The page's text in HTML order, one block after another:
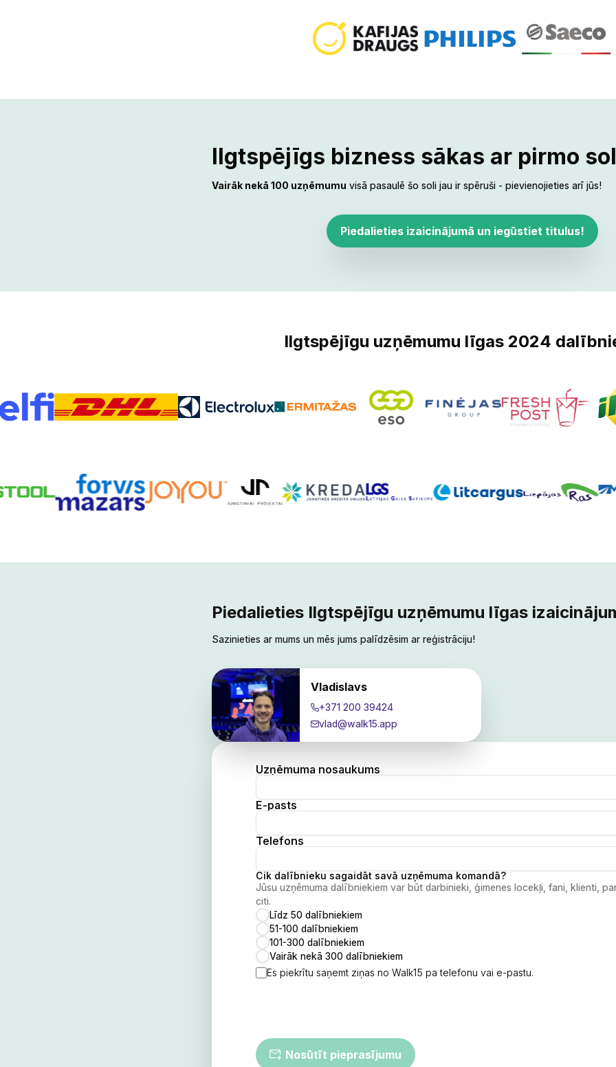
Ilgtspējīgs bizness sākas ar pirmo
Vairāk nekā 100 uzņēmumu visā pasaulē šo soli jau ir spēruši - pievienojieties arī jūs!‌‍‍‍‍‌‍‍‌‌‌‍‌‌‌‍‌‌‌‍‍‌‍‌‍‍‌‌‌‍‌‌‌‍‌‌‌‌‍‍‍‌‍‌‌‌‌‍‌‌‌‍‌‌‌‍‌‍‌‌‍‍‌‌‍‍‍‌‍‌‍‌‌‍‍‍‌‌‍‍‌‌‍‍‍‌‍‌‌‌‌‍‍‌‌‌‌‍‌‌‍‍‌‍‌‌‍‌‌‍‍‌‍‍‍‌‌‌‍‍‌‌‌‌‍‌‌‍‍‌‌‌‍‌‌‌‍‍‌‍‍‌‌‌‌‍‍‌‌‍‌‍‌‌‍‌‌‌‌‍‌‌‌‍‍‍‌‍‌‍‌‌‍‍‍‌‌‍‍‌‌‍‍‌‍‌‌‍‌‌‍‍‌‍‍‍‌‌‌‍‍‌‌‍‌‍‌‌‍‍‍‌‌‍‍‌‌‍‍‍‌‌‍‍‌‌‍‌‌‍‍‌‌‌‌‍‍‌‌‍‌‍‌‌‍‍‌‌‌‌‍‌‌‍‍‌‌‍‍‍‌‌‍‍‍‌‍‌‍‌‌‍‍‌‌‍‌‍‌‌‍‌‍‌‌‌‌‌‌‍‍‌‌‌‌‍‌‌‍‍‌‌‍‍‍‌‌‍‍‌‌‍‌‍‌‌‌‍‌‍‍‍‌‌‌‍‍‌‌‌‍‍‌‌‍‍‍‌‍‌‌‌‌‍‍‌‌‌‌‍‌‌‍‌‍‌‌‍‍‌‌‍‍‌‌‍‌‍‌‌‍‍‌‌‌‍‍‌‌‍‍‍‌‍‌‌‌‌‍‍‌‍‌‌‍‌‌‍‍‌‍‍‍‍‌‌‍‍‌‍‍‍‌‌‌‌‍‌‍‍‍‌‌‌‍‍‍‌‌‍‍‌‌‍‍‍‌‍‌‍‌‌‍‍‌‌‌‍‌‌‌‍‍‍‌‍‌‌‌‌‍‍‌‍‌‌‍‌‌‍‍‍‌‍‌‌‌‌‍‍‌‍‍‌‌‌‌‍‍‌‌‍‌‍‌‌‌‍‌‌‌‍‌‌‌‍‍‍‍‍‌‍‌‌‌‌‌‍‌‍‌‌
Piedalieties izaicinājumā un iegūstiet titulus!‌‍‍‍‍‌‍‍‌‌‌‍‌‌‌‍‌‌‌‍‍‌‍‌‍‍‌‌‌‍‌‌‌‍‌‌‌‌‍‍‍‌‍‌‌‌‌‍‌‌‌‍‌‌‌‍‌‍‌‌‍‍‌‌‍‍‍‌‍‌‍‌‌‍‍‍‌‌‍‍‌‌‍‍‍‌‍‌‌‌‌‍‍‌‌‌‌‍‌‌‍‍‌‍‌‌‍‌‌‍‍‌‍‍‍‌‌‌‍‍‌‌‌‌‍‌‌‍‍‌‌‌‍‌‌‌‍‍‌‍‍‌‌‌‌‍‍‌‌‍‌‍‌‌‍‌‌‌‌‍‌‌‌‍‍‍‌‍‌‍‌‌‍‍‍‌‌‍‍‌‌‍‍‌‍‌‌‍‌‌‍‍‌‍‍‍‌‌‌‍‍‌‌‍‌‍‌‌‍‍‍‌‌‍‍‌‌‍‍‍‌‌‍‍‌‌‍‌‌‍‍‌‌‌‌‍‍‌‌‍‌‍‌‌‍‍‌‌‌‌‍‌‌‍‍‌‌‍‍‍‌‌‍‍‍‌‍‌‍‌‌‍‍‌‌‍‌‍‌‌‍‌‍‌‌‌‌‌‌‍‍‌‌‌‌‍‌‌‍‍‌‌‍‍‍‌‌‍‍‌‌‍‌‍‌‌‌‍‌‍‍‍‌‌‌‍‍‌‌‌‍‍‌‌‍‍‍‌‍‌‌‌‌‍‍‌‌‌‌‍‌‌‍‌‍‌‌‍‍‌‌‍‍‌‌‍‌‍‌‌‍‍‌‌‌‍‍‌‌‍‍‍‌‍‌‌‌‌‍‍‌‍‌‌‍‌‌‍‍‌‍‍‍‍‌‌‍‍‌‍‍‍‌‌‌‌‍‌‍‍‍‌‌‌‍‍‌‌‌‍‍‌‌‍‍‍‌‍‌‌‌‌‍‍‌‌‌‌‍‌‌‌‍‌‌‌‍‌‌‌‍‍‍‍‍‌‍‌‌‌‌‌‍‌‍‌‌
Ilgtspējīgu uzņēmumu līgas 2024
Piedalieties Ilgtspējīgu uzņēmumu līgas
Sazinieties ar mums un mēs jums palīdzēsim ar reģistrāciju!‌‍‍‍‍‌‍‍‌‌‌‍‌‌‌‍‌‌‌‍‍‌‍‌‍‍‌‌‌‍‌‌‌‍‌‌‌‌‍‍‍‌‍‌‌‌‌‍‌‌‌‍‌‌‌‍‌‍‌‌‍‍‌‌‍‍‍‌‍‌‍‌‌‍‍‍‌‌‍‍‌‌‍‍‍‌‍‌‌‌‌‍‍‌‌‌‌‍‌‌‍‍‌‍‌‌‍‌‌‍‍‌‍‍‍‌‌‌‍‍‌‌‌‌‍‌‌‍‍‌‌‌‍‌‌‌‍‍‌‍‍‌‌‌‌‍‍‌‌‍‌‍‌‌‍‌‌‌‌‍‌‌‌‍‍‍‌‍‌‍‌‌‍‍‍‌‌‍‍‌‌‍‍‌‍‌‌‍‌‌‍‍‌‍‍‍‌‌‌‍‍‌‌‍‌‍‌‌‍‍‍‌‌‍‍‌‌‍‍‍‌‌‍‍‌‌‍‌‌‍‍‌‌‌‌‍‍‌‌‍‌‍‌‌‍‍‌‌‌‌‍‌‌‍‍‌‌‍‍‍‌‌‍‍‍‌‍‌‍‌‌‍‍‌‌‍‌‍‌‌‍‌‍‌‌‌‌‌‌‍‍‌‌‌‌‍‌‌‍‍‌‌‍‍‍‌‌‍‍‌‌‍‌‍‌‌‌‍‌‍‍‍‌‌‌‍‍‌‌‍‍‌‌‌‍‍‌‍‍‍‍‌‌‍‍‍‌‌‍‌‌‌‍‍‌‍‍‌‍‌‌‌‍‌‍‍‍‌‌‌‍‍‌‌‌‍‌‌‌‍‍‌‍‍‍‍‌‌‍‍‌‌‍‌‌‌‌‍‍‍‍‌‌‍‌‌‌‍‌‌‌‍‌‌‌‍‍‍‍‍‌‍‌‌‌‌‌‍‌‍‌‌
Vladislavs
+371 200 39424
vlad@walk15.app
Uzņēmuma nosaukums
E-pasts
Telefons
Cik dalībnieku sagaidāt savā uzņēmuma komandā?
Jūsu uzņēmuma dalībniekiem var būt darbinieki, ģimenes locekļi, fani, klienti,
citi.
Līdz 50 dalībniekiem
51-100 dalībniekiem
101-300 dalībniekiem
Vairāk nekā 300 dalībniekiem
Es piekrītu saņemt ziņas no Walk15 pa telefonu vai e-pastu.
Nosūtīt pieprasījumu